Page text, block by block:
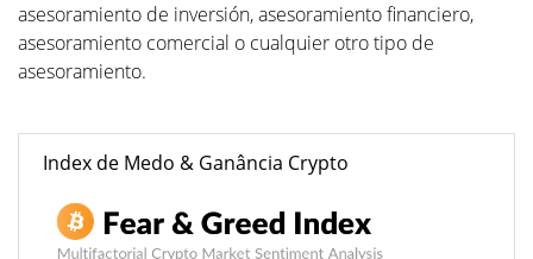
asesoramiento de inversión, asesoramiento financiero,
asesoramiento comercial o cualquier otro tipo de
asesoramiento.
Index de Medo & Ganância Crypto